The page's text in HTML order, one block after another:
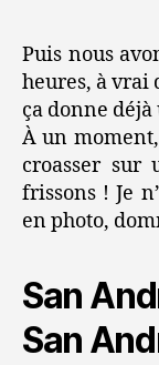
Puis nous
heures, à vrai
ça donne déjà
À un
croasser sur
frissons ! Je
en photo,
San
San